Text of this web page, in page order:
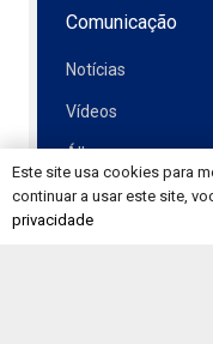
Comunicação
Notícias
Vídeos
Álbuns
Informativos
Este site usa cookies para
continuar a usar este site,
privacidade